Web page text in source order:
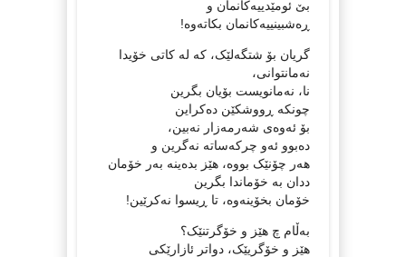
بێ ئومێدییەکانمان و
ڕەشبینییەکانمان بکاتەوە!
گریان بۆ شتگەلێک، کە لە کاتی خۆیدا
نەمانتوانی،
نا، نەمانویست بۆیان بگرین
چونکە ڕووشکێن دەکراین
بۆ ئەوەی شەرمەزار نەبین،
دەبوو ئەو چرکەساتە نەگرین و
هەر چۆنێک بووە، هێز بدەینە بەر خۆمان
ددان بە خۆماندا بگرین
خۆمان بخۆینەوە، تا ڕیسوا نەکرێین!
بەڵام چ هێز و خۆگرتنێک؟
هێز و خۆگریێک، دواتر ئازارێکی